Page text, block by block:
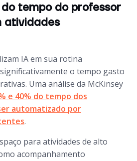
tempo do professor
atividades
IA em sua rotina
o tempo gasto
Uma análise da McKinsey
e 40% do tempo dos
automatizado por
.
para atividades de alto
acompanhamento